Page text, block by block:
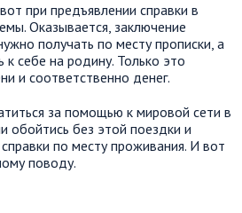
при предъявлении справки в
Оказывается, заключение
получать по месту прописки, а
к себе на родину. Только это
и соответственно денег.
за помощью к мировой сети в
обойтись без этой поездки и
по месту проживания. И вот
поводу.